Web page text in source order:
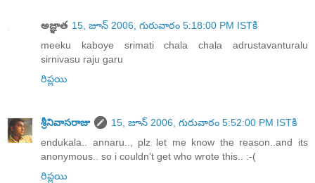
అజ్ఞాత 15, జూన్ 2006, గురువారం 5:18:00 PM ISTకి
meeku kaboye srimati chala chala adrustavanturalu
sirnivasu raju garu
రిప్లయి
శ్రీనివాసరాజు
15, జూన్ 2006, గురువారం 5:52:00 PM ISTకి
endukala.. annaru.., plz let me know the reason..and its
anonymous.. so i couldn't get who wrote this.. :-(
రిప్లయి